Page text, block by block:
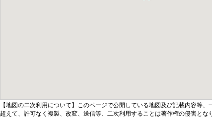
【地図の二次利用について】このページで公開している地図及び記載内容等
超えて、許可なく複製、改変、送信等、二次利用することは著作権の侵害とな